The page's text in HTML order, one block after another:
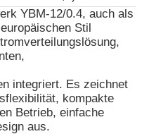
YBM-12/0.4, auch als
Stil
integriert. Es zeichnet
kompakte
Betrieb, einfache
aus.